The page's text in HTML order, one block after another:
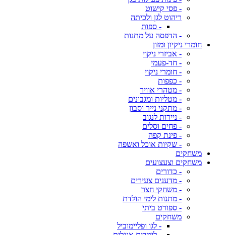
- פסי קישוט
ריהוט לגן ולכיתה
- ספות
- הדפסה על מתנות
חומרי ניקיון ומזון
- אביזרי ניקוי
- חד-פעמי
- חומרי ניקוי
- כפפות
- מטהרי אוויר
- מטליות ומגבונים
- מתקני נייר וסבון
- ניירות לנגוב
- פחים וסלים
- פינת קפה
- שקיות אוכל ואשפה
משחקים
משחקים וצעצועים
- כדורים
- מדענים צעירים
- משחקי חצר
- מתנות לימי הולדת
- ספורט ביתי
משחקים
- לגו ופליימוביל